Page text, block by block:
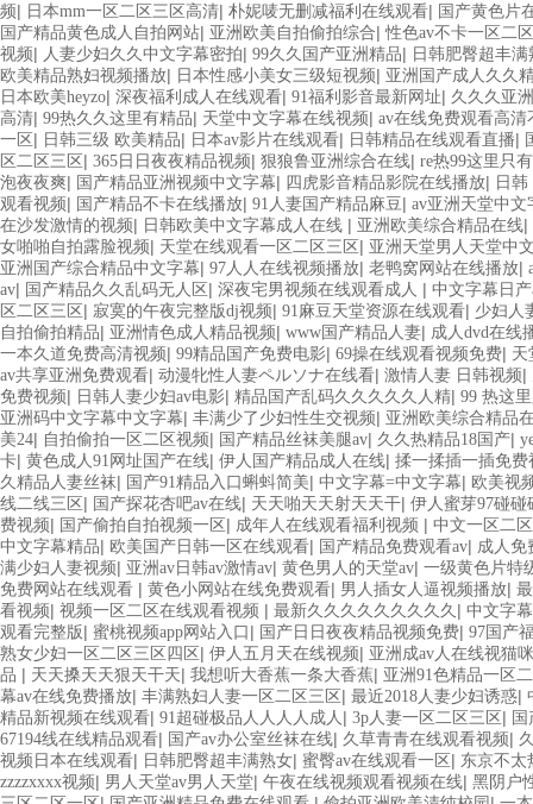
频| 日本mm一区二区三区高清| 朴妮唛无删减福利在线观看| 国产黄色片
国产精品黄色成人自拍网站| 亚洲欧美自拍偷拍综合|性色av不卡一区二
视频| 人妻少妇久久中文字幕密拍| 99久久国产亚洲精品| 日韩肥臀超丰满
欧美精品熟妇视频播放| 日本性感小美女三级短视频| 亚洲国产成人久久
日本欧美heyzo| 深夜福利成人在线观看| 91福利影音最新网址| 久久久亚
高清| 99热久久这里有精品| 天堂中文字幕在线视频| av在线免费观看高清
一区 | 日韩三级 欧美精品| 日本av影片在线观看| 日韩精品在线观看直播|
区二区三区 | 365日日夜夜精品视频| 狠狼鲁亚洲综合在线| re热99这里只
泡夜夜爽| 国产精品亚洲视频中文字幕| 四虎影音精品影院在线播放| 日
观看视频| 国产精品不卡在线播放| 91人妻国产精品麻豆| av亚洲天堂中文
在沙发激情的视频| 日韩欧美中文字幕成人在线 | 亚洲欧美综合精品在线|
女啪啪自拍露脸视频| 天堂在线观看一区二区三区 | 亚洲天堂男人天堂中
亚洲国产综合精品中文字幕| 97人人在线视频播放| 老鸭窝网站在线播放|
av| 国产精品久久乱码无人区 | 深夜宅男视频在线观看成人 | 中文字幕日
区二区三区 | 寂寞的午夜完整版dj视频| 91麻豆天堂资源在线观看| 少妇人
自拍偷拍精品| 亚洲情色成人精品视频| www国产精品人妻| 成人dvd在线
一本久道免费高清视频| 99精品国产免费电影| 69操在线观看视频免费| 天
av共享亚洲免费观看| 动漫牝性人妻ペルソナ在线看| 激情人妻 日韩视频|
免费视频| 日韩人妻少妇av电影| 精品国产乱码久久久久久人精| 99 热这
亚洲码中文字幕中文字幕| 丰满少了少妇性生交视频| 亚洲欧美综合精品
美24| 自拍偷拍一区二区视频| 国产精品丝袜美腿av| 久久热精品18国产|
卡| 黄色成人91网址国产在线| 伊人国产精品成人在线| 揉一揉插一插免费
久精品人妻丝袜| 国产91精品入口蝌蚪简美| 中文字幕=中文字幕| 欧美视
线二线三区 | 国产探花杏吧av在线| 天天啪天天射天天干| 伊人蜜芽97碰碰
费视频| 国产偷拍自拍视频一区 | 成年人在线观看福利视频 | 中文一区二
中文字幕精品| 欧美国产日韩一区在线观看| 国产精品免费观看av| 成人免
满少妇人妻视频| 亚洲av日韩av激情av| 黄色男人的天堂av| 一级黄色片特
免费网站在线观看 | 黄色小网站在线免费观看| 男人插女人逼视频播放|
看视频| 视频一区二区在线观看视频 | 最新久久久久久久久久久 | 中文字
观看完整版 | 蜜桃视频app网站入口 | 国产日日夜夜精品视频免费| 97国产
熟女少妇一区二区三区四区 | 伊人五月天在线视频| 亚洲成av人在线视猫咪
品 | 天天搡天天狠天干天| 我想听大香蕉一条大香蕉| 亚洲91色精品一区
幕av在线免费播放| 丰满熟妇人妻一区二区三区 | 最近2018人妻少妇诱惑|
精品新视频在线观看| 91超碰极品人人人人成人 | 3p人妻一区二区三区 |
67194线在线精品观看| 国产av办公室丝袜在线| 久草青青在线观看视频|
视频日本在线观看| 日韩肥臀超丰满熟女| 蜜臀av在线观看一区 | 东京不太
zzzzxxxx视频| 男人天堂av男人天堂| 午夜在线视频观看视频在线| 黑阴户